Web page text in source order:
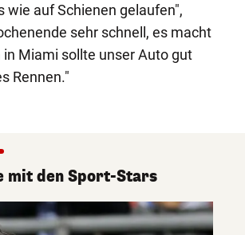
wie auf Schienen gelaufen",
sehr schnell, es macht
Miami sollte unser Auto gut
Rennen."
mit den Sport-Stars